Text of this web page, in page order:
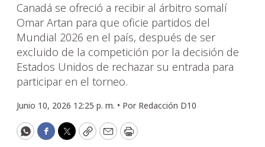
Canadá se ofreció a recibir al árbitro somalí
Omar Artan para que oficie partidos del
Mundial 2026 en el país, después de ser
excluido de la competición por la decisión de
Estados Unidos de rechazar su entrada para
participar en el torneo.
Junio 10, 2026 12:25 p. m. • Por Redacción D10
WhatsApp
Facebook
Twitter
CopyEmailPrint